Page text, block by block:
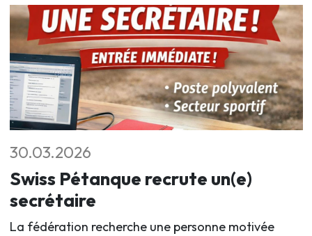
30.03.2026
Swiss Pétanque recrute un(e)
secrétaire
La fédération recherche une personne motivée